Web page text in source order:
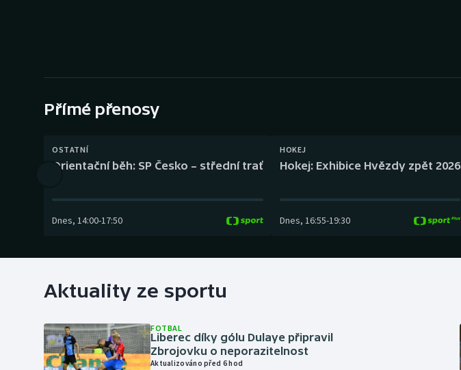
Gymnastika Plážový volejbal
Přímé přenosy
OSTATNÍ
Orientační běh: SP Česko – střední trať
Dnes, 14:00-17:50
HOKEJ
Hokej: Exhibice Hvězdy zpět 2026
Dnes, 16:55-19:30
Aktuality ze sportu
FOTBAL
Liberec díky gólu Dulaye připravil
Zbrojovku o neporazitelnost
Aktualizováno před 6 hod